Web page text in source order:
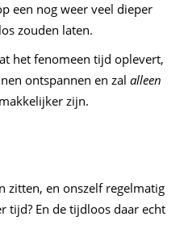
een nog weer veel dieper
zouden laten.
het fenomeen tijd oplevert,
ontspannen en zalalleen
zijn.
zitten, en onszelf regelmatig
tijd? En de tijdloos daar echt